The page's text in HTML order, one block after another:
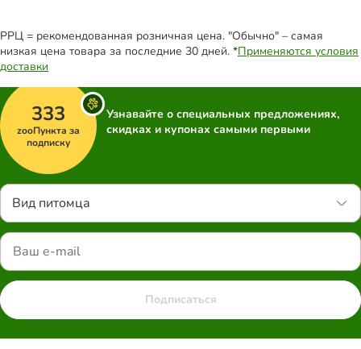
РРЦ = рекомендованная розничная цена. "Обычно" – самая
низкая цена товара за последние 30 дней. *Применяются условия
доставки
333
zooПункта за
подписку
Узнавайте о специальных предложениях,
скидках и купонах самыми первыми
Вид питомца
Подписаться